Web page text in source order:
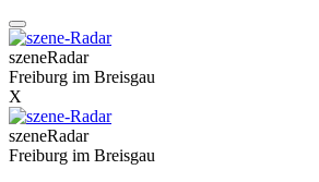
szeneRadar
Freiburg im Breisgau
X
szeneRadar
Freiburg im Breisgau